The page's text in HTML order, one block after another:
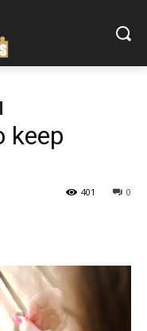
keep
0
401